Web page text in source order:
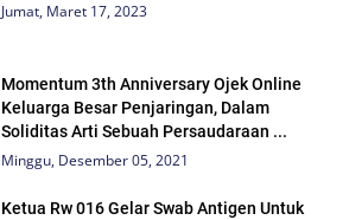
Jumat, Maret 17, 2023
Momentum 3th Anniversary Ojek Online
Keluarga Besar Penjaringan, Dalam
Soliditas Arti Sebuah Persaudaraan ...
Minggu, Desember 05, 2021
Ketua Rw 016 Gelar Swab Antigen Untuk